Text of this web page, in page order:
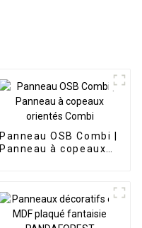
Panneau OSB Combi |
Panneau à copeaux